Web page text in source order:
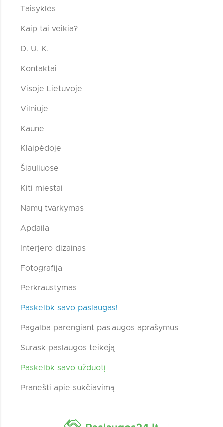
Taisyklės
Kaip tai veikia?
D. U. K.
Kontaktai
Visoje Lietuvoje
Vilniuje
Kaune
Klaipėdoje
Šiauliuose
Kiti miestai
Namų tvarkymas
Apdaila
Interjero dizainas
Fotografija
Perkraustymas
Paskelbk savo paslaugas!
Pagalba parengiant paslaugos aprašymus
Surask paslaugos teikėją
Paskelbk savo užduotį
Pranešti apie sukčiavimą